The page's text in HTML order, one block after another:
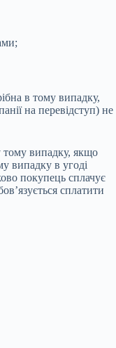
в тому випадку,
на перевідступ) не
випадку, якщо
випадку в угоді
покупець сплачує
сплатити